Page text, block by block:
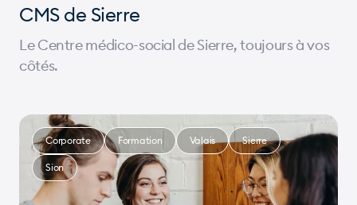
CMS de Sierre
Le Centre médico-social de Sierre, toujours à vos
côtés.
Corporate Formation Valais Sierre
Sion